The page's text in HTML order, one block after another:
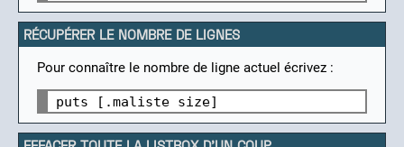
RÉCUPÉRER LE NOMBRE DE LIGNES
Pour connaître le nombre de ligne actuel écrivez :